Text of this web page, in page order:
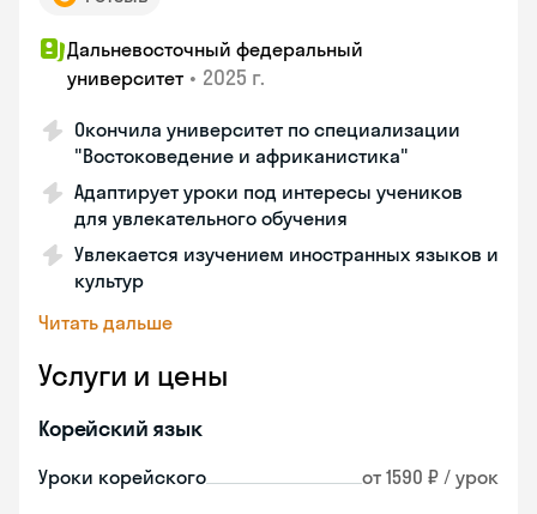
Дальневосточный федеральный
университет • 2025 г.
Окончила университет по специализации
"Востоковедение и африканистика"
Адаптирует уроки под интересы учеников
для увлекательного обучения
Увлекается изучением иностранных языков и
культур
Читать дальше
Услуги и цены
Корейский язык
Уроки корейского от 1590 ₽ / урок